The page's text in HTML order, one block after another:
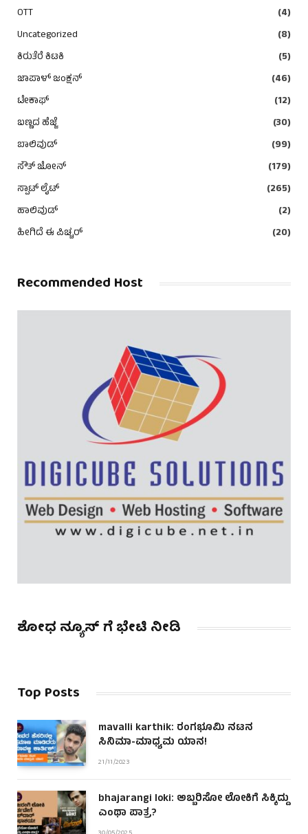
OTT
(4)
Uncategorized
(8)
ಕಿರುತೆರೆ ಕಿಟಕಿ
(5)
ಜಾಪಾಳ್ ಜಂಕ್ಷನ್
(46)
ಟೇಕಾಫ್
(12)
ಬಣ್ಣದ ಹೆಜ್ಜೆ
(30)
ಬಾಲಿವುಡ್
(99)
ಸೌತ್ ಜೋನ್
(179)
ಸ್ಪಾಟ್ ಲೈಟ್
(265)
ಹಾಲಿವುಡ್
(2)
ಹೀಗಿದೆ ಈ ಪಿಚ್ಚರ್
(20)
Recommended Host
ಶೋಧ ನ್ಯೂಸ್ ಗೆ ಭೇಟಿ ನೀಡಿ
Top Posts
mavalli karthik: ರಂಗಭೂಮಿ ನಟನ
ಸಿನಿಮಾ-ಮಾಧ್ಯಮ ಯಾನ!
21/11/2023
bhajarangi loki: ಅಬ್ಬರಿಸೋ ಲೋಕಿಗೆ ಸಿಕ್ಕಿದ್ದು
ಎಂಥಾ ಪಾತ್ರ?